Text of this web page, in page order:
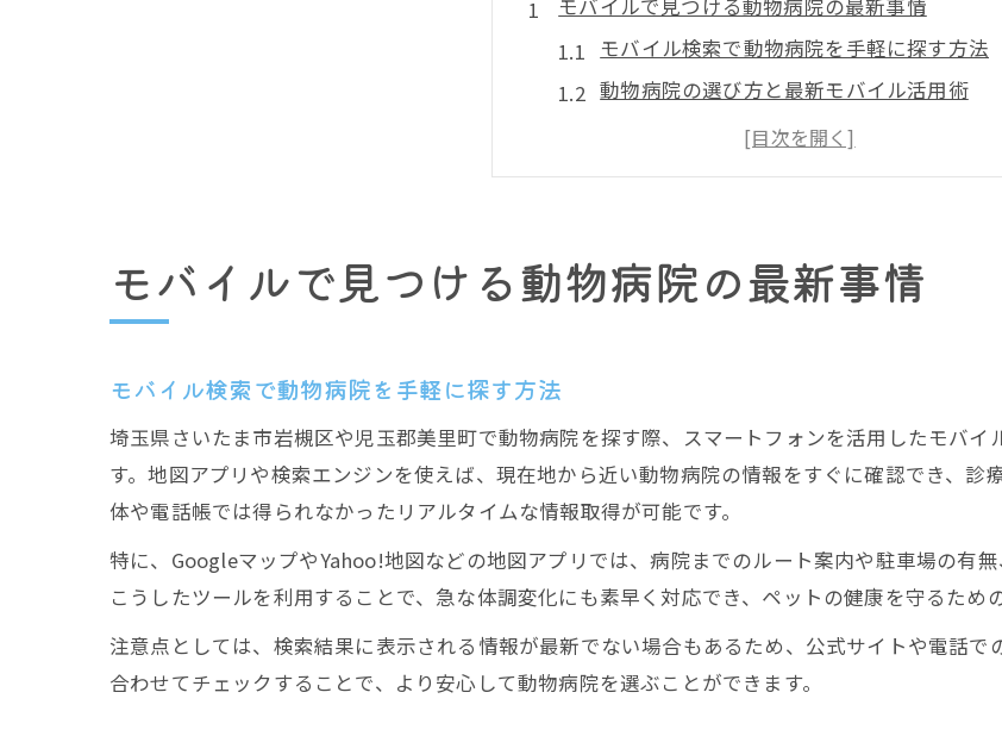
モバイルで見つける動物病院の最新事情
モバイル検索で動物病院を手軽に探す方法
動物病院の選び方と最新モバイル活用術
動物病院探しに役立つ口コミ情報の見極め方
スマホで動物病院の混雑状況を事前チェッ
ペットの急変時に便利な動物病院検索術
急な症状でも動物病院を素早く見つけるコツ
動物病院の緊急連絡先をスマホで簡単保存
急変時に役立つ動物病院の口コミ情報の活
口コミと評判から探す信頼の動物病院
動物病院の口コミを正しく読み解くポイント
評判の良い動物病院をモバイルで比較する
清水犬猫病院などのレビュー活用術を紹介
口コミ評価をもとに動物病院を選ぶ際の注意
モバイルで見つける動物病院の最新事情
モバイル検索で動物病院を手軽に探す方法
埼玉県さいたま市岩槻区や児玉郡美里町で動物病院を探す際、スマートフォンを活用したモバ
す。地図アプリや検索エンジンを使えば、現在地から近い動物病院の情報をすぐに確認でき、診
体や電話帳では得られなかったリアルタイムな情報取得が可能です。
特に、GoogleマップやYahoo!地図などの地図アプリでは、病院までのルート案内や駐車場の有
こうしたツールを利用することで、急な体調変化にも素早く対応でき、ペットの健康を守るため
注意点としては、検索結果に表示される情報が最新でない場合もあるため、公式サイトや電話
合わせてチェックすることで、より安心して動物病院を選ぶことができます。